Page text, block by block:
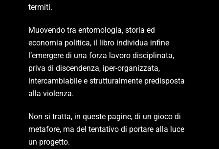
termiti.
Muovendo tra entomologia, storia ed
economia politica, il libro individua infine
l’emergere di una forza lavoro disciplinata,
priva di discendenza, iper-organizzata,
intercambiabile e strutturalmente predisposta
alla violenza.
Non si tratta, in queste pagine, di un gioco di
metafore, ma del tentativo di portare alla luce
un progetto.